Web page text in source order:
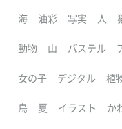
海 油彩 写実 人
動物 山 パステル
女の子 デジタル 植
鳥 夏 イラスト か